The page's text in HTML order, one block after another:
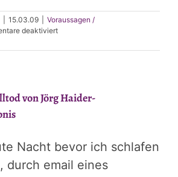
15.03.09
Voraussagen /
deaktiviertfür
Essenz
Träume
der
2009-
2010
von Jörg Haider-
Nacht bevor ich schlafen
durch email eines